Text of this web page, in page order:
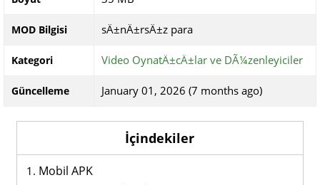
MOD Bilgisi sÄ±nÄ±rsÄ±z para
Kategori Video OynatÄ±cÄ±lar ve DÃ¼zenleyiciler
Güncelleme January 01, 2026 (7 months ago)
İçindekiler
Mobil APK